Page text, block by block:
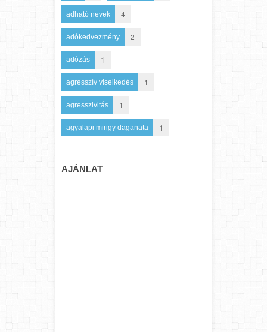
adható nevek 4
adókedvezmény 2
adózás 1
agresszív viselkedés 1
agresszivitás 1
agyalapi mirigy daganata 1
AJÁNLAT